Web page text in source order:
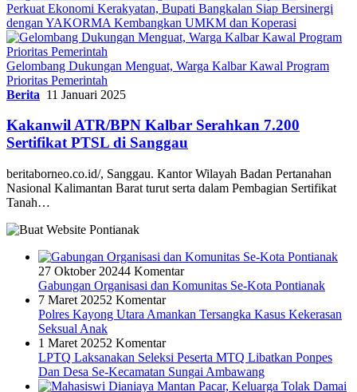
Perkuat Ekonomi Kerakyatan, Bupati Bangkalan Siap Bersinergi
dengan YAKORMA Kembangkan UMKM dan Koperasi
Gelombang Dukungan Menguat, Warga Kalbar Kawal Program
Prioritas Pemerintah
Berita 11 Januari 2025
Kakanwil ATR/BPN Kalbar Serahkan 7.200
Sertifikat PTSL di Sanggau
beritaborneo.co.id/, Sanggau. Kantor Wilayah Badan Pertanahan
Nasional Kalimantan Barat turut serta dalam Pembagian Sertifikat
Tanah…
27 Oktober 20244 Komentar
Gabungan Organisasi dan Komunitas Se-Kota Pontianak
7 Maret 20252 Komentar
Polres Kayong Utara Amankan Tersangka Kasus Kekerasan
Seksual Anak
1 Maret 20252 Komentar
LPTQ Laksanakan Seleksi Peserta MTQ Libatkan Ponpes
Dan Desa Se-Kecamatan Sungai Ambawang